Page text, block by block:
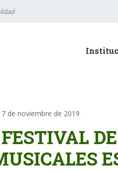
7 de noviembre de 2019